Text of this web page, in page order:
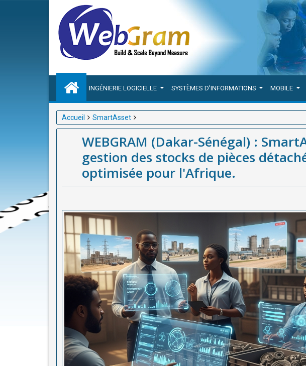
INGÉNIERIE LOGICIELLE SYSTÈMES D'INFORMATIONS MOBILE
Accueil
SmartAsset
WEBGRAM (Dakar-Sénégal) : SmartAsset, la solution de gestion des stocks
optimisée pour l'Afrique.
WEBGRAM (Dakar-Sénégal) :
gestion des stocks de pièces
optimisée pour l'Afrique.